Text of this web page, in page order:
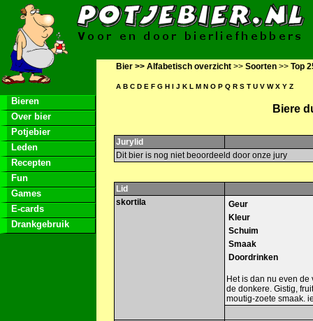
Bieren
Over bier
Potjebier
Leden
Recepten
Fun
Games
E-cards
Drankgebruik
Bier >> Alfabetisch overzicht >> Soorten >> Top
A B C D E F G H I J K L M N O P Q R S T U V W X Y Z
Biere
Jurylid
Dit bier is nog niet beoordeeld door onze jury
Lid
skortila
Geur
Kleur
Schuim
Smaak
Doordrinken
Het is dan nu even
de donkere. Gistig,
moutig-zoete smaak.